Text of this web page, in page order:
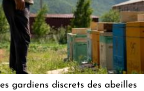
gardiens discrets des abeilles